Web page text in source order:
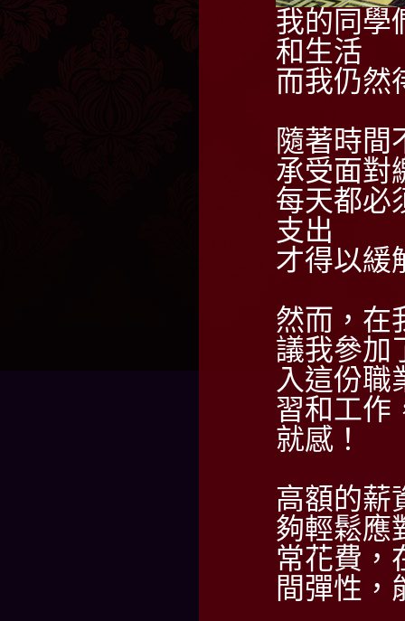
我的同學
和生活
而我仍然
隨著時間
承受面對
每天都必
支出
才得以緩
然而，在
議我參加
入這份職
習和工作
就感！
高額的薪
夠輕鬆應
常花費，
間彈性，